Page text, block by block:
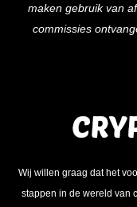
maken gebruik van
commissies
Wij willen graag dat het
stappen in de wereld van